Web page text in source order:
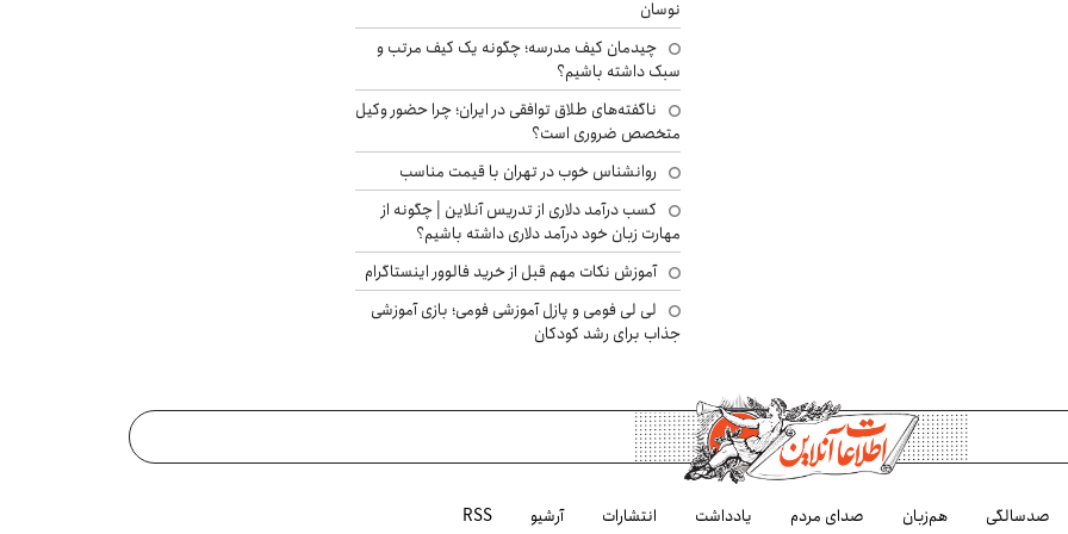
نوسان
چیدمان کیف مدرسه؛ چگونه یک کیف مرتب و
سبک داشته باشیم؟
ناگفته‌های طلاق توافقی در ایران؛ چرا حضور وکیل
متخصص ضروری است؟
روانشناس خوب در تهران با قیمت مناسب
کسب درآمد دلاری از تدریس آنلاین | چگونه از
مهارت زبان خود درآمد دلاری داشته باشیم؟
آموزش نکات مهم قبل از خرید فالوور اینستاگرام
لی لی فومی و پازل آموزشی فومی؛ بازی آموزشی
جذاب برای رشد کودکان
صدسالگی هم‌زبان صدای مردم یادداشت انتشارات آرشیو RSS